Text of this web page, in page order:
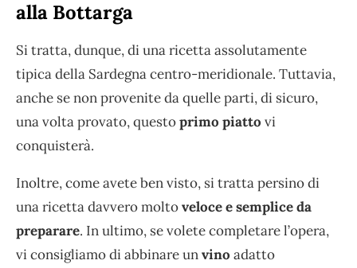
alla Bottarga
Si tratta, dunque, di una ricetta assolutamente
tipica della Sardegna centro-meridionale. Tuttavia,
anche se non provenite da quelle parti, di sicuro,
una volta provato, questoprimo piatto vi
conquisterà.
Inoltre, come avete ben visto, si tratta persino di
una ricetta davvero moltoveloce e semplice da
preparare. In ultimo, se volete completare l’opera,
vi consigliamo di abbinare unvino adatto